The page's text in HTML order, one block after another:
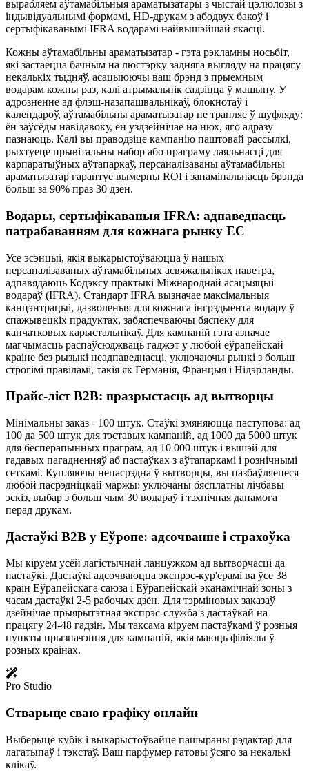
вырабляем аўтамабільныя араматызатары з чыстай цэлюлозы з
індывідуальнымі формамі, HD-друкам з абодвух бакоў і
сертыфікаванымі IFRA водарамі найвышэйшай якасці.
Кожны аўтамабільны араматызатар - гэта рэкламны носьбіт,
які застаецца бачным на люстэрку задняга выгляду на працягу
некалькіх тыдняў, асацыюючы ваш брэнд з прыемным
водарам кожны раз, калі атрымальнік садзіцца ў машыну. У
адрозненне ад флэш-назапашвальнікаў, блокнотаў і
календароў, аўтамабільны араматызатар не трапляе ў шуфляду:
ён заўсёды навідавоку, ён уздзейнічае на нюх, яго адразу
пазнаюць. Калі вы праводзіце кампанію паштовай рассылкі,
рыхтуеце прывітальны набор або праграму лаяльнасці для
карпаратыўных аўтапаркаў, персаналізаваны аўтамабільны
араматызатар гарантуе вымерны ROI і запамінальнасць брэнда
больш за 90% праз 30 дзён.
Водары, сертыфікаваныя IFRA: адпаведнасць
патрабаванням для кожнага рынку ЕС
Усе эсэнцыі, якія выкарыстоўваюцца ў нашых
персаналізаваных аўтамабільных асвяжальніках паветра,
адпавядаюць Кодэксу практыкі Міжнароднай асацыяцыі
водараў (IFRA). Стандарт IFRA вызначае максімальныя
канцэнтрацыі, дазволеныя для кожнага інгрэдыента водару ў
спажывецкіх прадуктах, забяспечваючы бяспеку для
канчатковых карыстальнікаў. Для кампаній гэта азначае
магчымасць распаўсюджваць гаджэт у любой еўрапейскай
краіне без рызыкі неадпаведнасці, уключаючы рынкі з больш
строгімі правіламі, такія як Германія, Францыя і Нідэрланды.
Прайс-ліст B2B: празрыстасць ад вытворцы
Мінімальны заказ - 100 штук. Стаўкі змяняюцца паступова: ад
100 да 500 штук для тэставых кампаній, ад 1000 да 5000 штук
для бесперапынных праграм, ад 10 000 штук і вышэй для
гадавых пагадненняў аб пастаўках з аўтапаркамі і рознічнымі
сеткамі. Купляючы непасрэдна ў вытворцы, вы пазбаўляецеся
любой пасрэдніцкай маржы: уключаны бясплатны лічбавы
эскіз, выбар з больш чым 30 водараў і тэхнічная дапамога
перад друкам.
Дастаўкі B2B у Еўропе: адсочванне і страхоўка
Мы кіруем усёй лагістычнай ланцужком ад вытворчасці да
пастаўкі. Дастаўкі адсочваюцца экспрэс-кур'ерамі ва ўсе 38
краін Еўрапейскага саюза і Еўрапейскай эканамічнай зоны з
часам дастаўкі 2-5 рабочых дзён. Для тэрміновых заказаў
дзейнічае прыярытэтная экспрэс-служба з дастаўкай на
працягу 24-48 гадзін. Мы таксама кіруем пастаўкамі ў розныя
пункты прызначэння для кампаній, якія маюць філіялы ў
розных краінах.
Pro Studio
Стварыце сваю графіку онлайн
Выберыце кубік і выкарыстоўвайце пашыраны рэдактар ​​для
лагатыпаў і тэкстаў. Ваш парфумер гатовы ўсяго за некалькі
клікаў.